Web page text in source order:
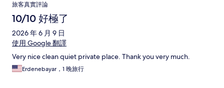
旅客真實評論
10/10 好極了
2026 年 6 月 9 日
使用 Google 翻譯
Very nice clean quiet private place. Thank you very much.
Erdenebayar，1 晚旅行